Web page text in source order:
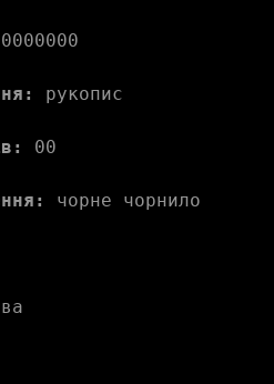
0000000
рукопис
00
чорне чорнило